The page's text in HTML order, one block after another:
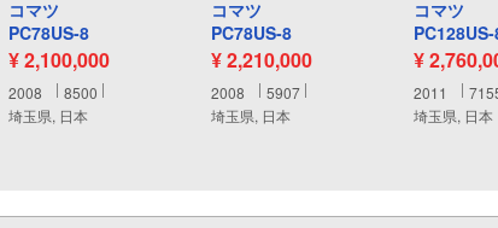
コマツ
PC78US-8
¥ 2,100,000
2008
8500
埼玉県, 日本
コマツ
PC78US-8
¥ 2,210,000
2008
5907
埼玉県, 日本
コマツ
¥
2011
埼玉県, 日本